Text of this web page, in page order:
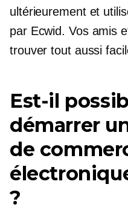
ultérieurement et
par Ecwid. Vos amis
trouver tout aussi
Est-il
démarrer
de
?